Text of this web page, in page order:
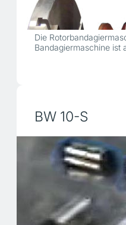
Die
Bandagiermaschine ist
BW 10-S